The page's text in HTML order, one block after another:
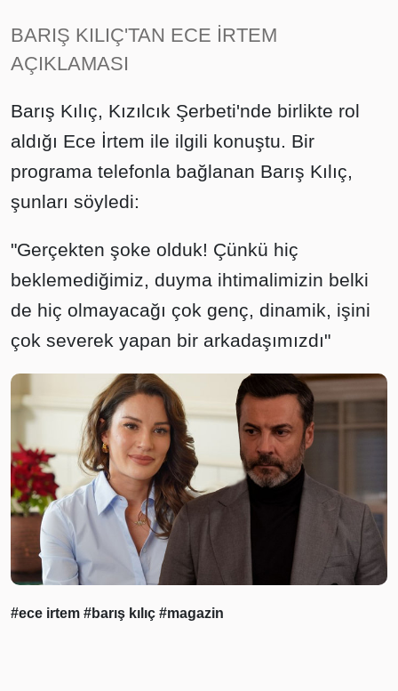
BARIŞ KILIÇ'TAN ECE İRTEM
AÇIKLAMASI
Barış Kılıç, Kızılcık Şerbeti'nde birlikte rol
aldığı Ece İrtem ile ilgili konuştu. Bir
programa telefonla bağlanan Barış Kılıç,
şunları söyledi:
"Gerçekten şoke olduk! Çünkü hiç
beklemediğimiz, duyma ihtimalimizin belki
de hiç olmayacağı çok genç, dinamik, işini
çok severek yapan bir arkadaşımızdı"
#ece irtem #barış kılıç #magazin